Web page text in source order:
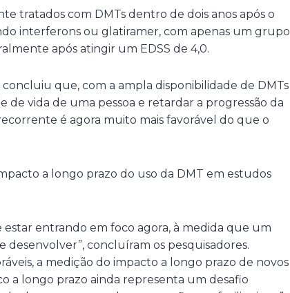
tratados com DMTs dentro de dois anos após o
interferons ou glatiramer, com apenas um grupo
após atingir um EDSS de 4,0.
que, com a ampla disponibilidade de DMTs
vida de uma pessoa e retardar a progressão da
é agora muito mais favorável do que o
a longo prazo do uso da DMT em estudos
estar entrando em foco agora, à medida que um
desenvolver”, concluíram os pesquisadores.
a medição do impacto a longo prazo de novos
a longo prazo ainda representa um desafio